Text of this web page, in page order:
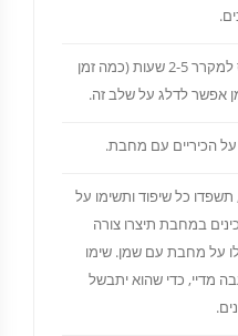
נכסה בניילון נצמד ונכניס למקרר 2-5 שעות (כמה זמן
אפשר לדלג על שלב זה.
הכיריים עם מחבת.
כל שיפוד ותשימו על
במחבת תיצרו צורה
על מחבת עם שמן. שימו
מדיי, כדי שהוא יתבשל